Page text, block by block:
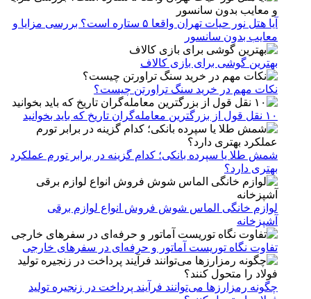
آیا هتل نور حیات تهران واقعا ۵ ستاره است؟ بررسی مزایا و
معایب بدون سانسور
بهترین گوشی برای بازی کالاف
نکات مهم در خرید سنگ تراورتن چیست؟
۱۰ نقل قول از بزرگترین معامله‌گران تاریخ که باید بخوانید
شمش طلا یا سپرده بانکی؛ کدام گزینه در برابر تورم عملکرد
بهتری دارد؟
لوازم خانگی الماس شوش فروش انواع لوازم برقی
آشپزخانه
تفاوت نگاه توریست آماتور و حرفه‌ای در سفرهای خارجی
چگونه رمزارزها می‌توانند فرآیند پرداخت در زنجیره تولید